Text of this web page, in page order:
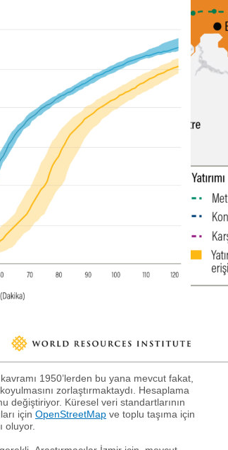
1950’lerden bu yana mevcut fakat,
zorlaştırmaktaydı. Hesaplama
değiştiriyor. Küresel veri standartlarının
için OpenStreetMap ve toplu taşıma için
oluyor.